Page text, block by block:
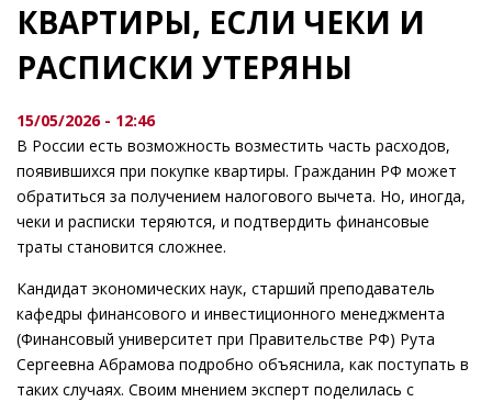
КВАРТИРЫ, ЕСЛИ ЧЕКИ И
РАСПИСКИ УТЕРЯНЫ
15/05/2026 - 12:46
В России есть возможность возместить часть расходов,
появившихся при покупке квартиры. Гражданин РФ может
обратиться за получением налогового вычета. Но, иногда,
чеки и расписки теряются, и подтвердить финансовые
траты становится сложнее.
Кандидат экономических наук, старший преподаватель
кафедры финансового и инвестиционного менеджмента
(Финансовый университет при Правительстве РФ) Рута
Сергеевна Абрамова подробно объяснила, как поступать в
таких случаях. Своим мнением эксперт поделилась с